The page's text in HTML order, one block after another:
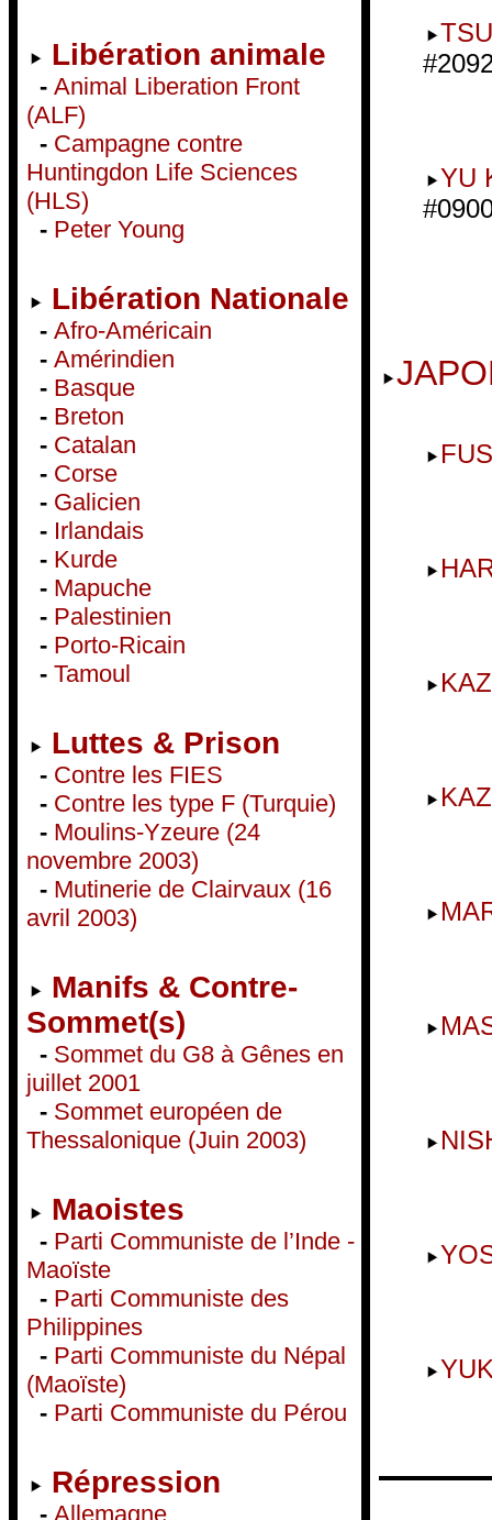
Libération animale
- Animal Liberation Front
(ALF)
- Campagne contre
Huntingdon Life Sciences
(HLS)
- Peter Young
Libération Nationale
- Afro-Américain
- Amérindien
- Basque
- Breton
- Catalan
- Corse
- Galicien
- Irlandais
- Kurde
- Mapuche
- Palestinien
- Porto-Ricain
- Tamoul
Luttes & Prison
- Contre les FIES
- Contre les type F (Turquie)
- Moulins-Yzeure (24
novembre 2003)
- Mutinerie de Clairvaux (16
avril 2003)
Manifs & Contre-
Sommet(s)
- Sommet du G8 à Gênes en
juillet 2001
- Sommet européen de
Thessalonique (Juin 2003)
Maoistes
- Parti Communiste de l’Inde -
Maoïste
- Parti Communiste des
Philippines
- Parti Communiste du Népal
(Maoïste)
- Parti Communiste du Pérou
Répression
- Allemagne
YU